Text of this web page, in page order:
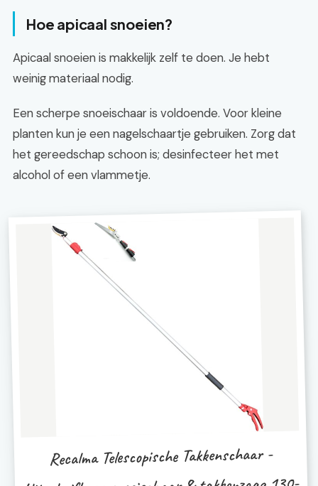
Hoe apicaal snoeien?
Apicaal snoeien is makkelijk zelf te doen. Je hebt
weinig materiaal nodig.
Een scherpe snoeischaar is voldoende. Voor kleine
planten kun je een nagelschaartje gebruiken. Zorg dat
het gereedschap schoon is; desinfecteer het met
alcohol of een vlammetje.
Recalma Telescopische Takkenschaar -